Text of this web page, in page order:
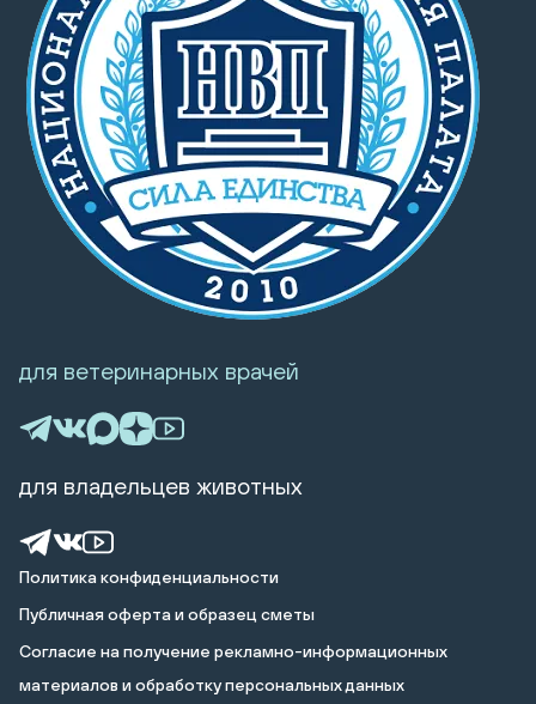
Политика конфиденциальности
Публичная оферта и образец сметы
Cогласие на получение рекламно-информационных
материалов и обработку персональных данных
для ветеринарных врачей
для владельцев животных